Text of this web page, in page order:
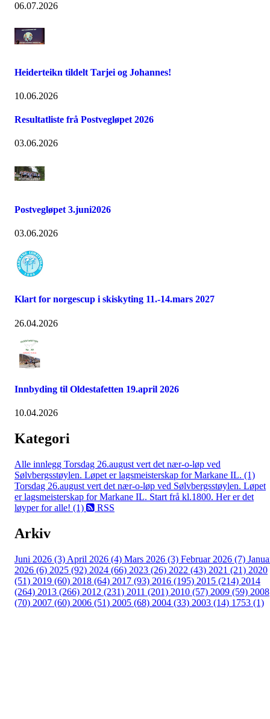
06.07.2026
Heiderteikn tildelt Tarjei og Johannes!
10.06.2026
Resultatliste frå Postvegløpet 2026
03.06.2026
Postvegløpet 3.juni2026
03.06.2026
Klart for norgescup i skiskyting 11.-14.mars 2027
26.04.2026
Innbyding til Oldestafetten 19.april 2026
10.04.2026
Kategori
Alle innlegg Torsdag 26.august vert det nær-o-løp ved
Sølvbergsstøylen. Løpet er lagsmeisterskap for Markane IL. (1)
Torsdag 26.august vert det nær-o-løp ved Sølvbergsstøylen. Løpet
er lagsmeisterskap for Markane IL. Start frå kl.1800. Her er det
løyper for alle! (1)
RSS
Arkiv
Juni 2026 (3) April 2026 (4) Mars 2026 (3) Februar 2026 (7)
2026 (6) 2025 (92) 2024 (66) 2023 (26) 2022 (43) 2021 (21) 2020
(51) 2019 (60) 2018 (64) 2017 (93) 2016 (195) 2015 (214) 2014
(264) 2013 (266) 2012 (231) 2011 (201) 2010 (57) 2009 (59) 2008
(70) 2007 (60) 2006 (51) 2005 (68) 2004 (33) 2003 (14) 1753 (1)